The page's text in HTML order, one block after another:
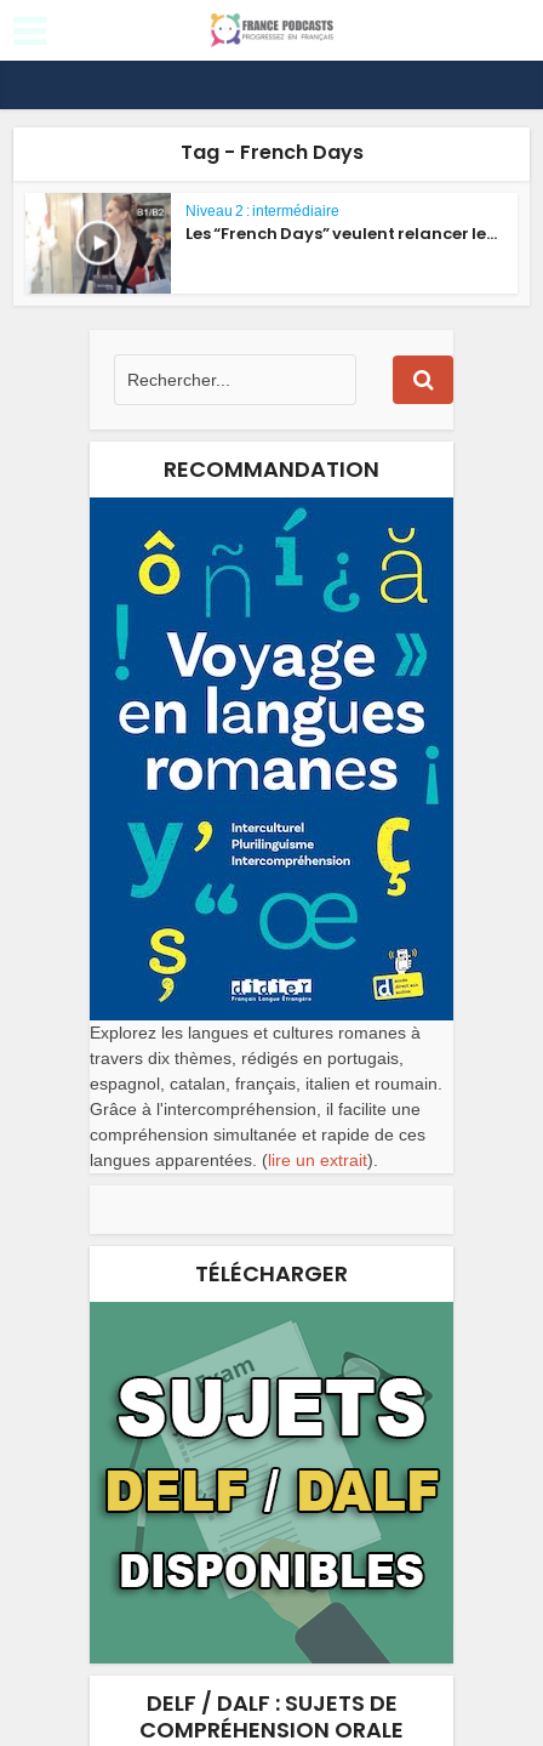
Tag - French Days
Niveau 2 : intermédiaire
Les “French Days” veulent relancer le...
RECOMMANDATION
Explorez les langues et cultures romanes à
travers dix thèmes, rédigés en portugais,
espagnol, catalan, français, italien et roumain.
Grâce à l'intercompréhension, il facilite une
compréhension simultanée et rapide de ces
langues apparentées. (lire un extrait).
TÉLÉCHARGER
DELF / DALF : SUJETS DE
COMPRÉHENSION ORALE